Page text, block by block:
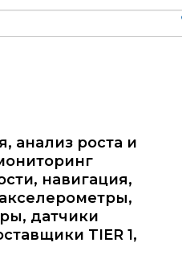
анализ роста и
навигация,
датчики
TIER 1,